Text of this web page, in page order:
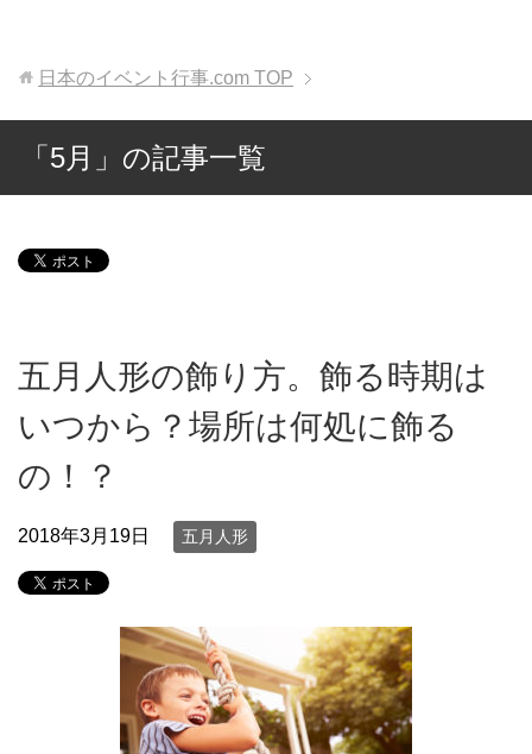
日本のイベント行事.com TOP
「5月」の記事一覧
五月人形の飾り方。飾る時期は
いつから？場所は何処に飾る
の！？
2018年3月19日 五月人形